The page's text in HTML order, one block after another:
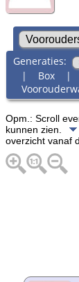
Generaties:
| Box|
Opm.: Scroll
kunnen zien.
overzicht vanaf